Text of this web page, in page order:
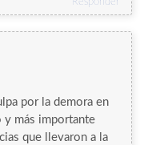
Responder
por la demora en
y más importante
que llevaron a la